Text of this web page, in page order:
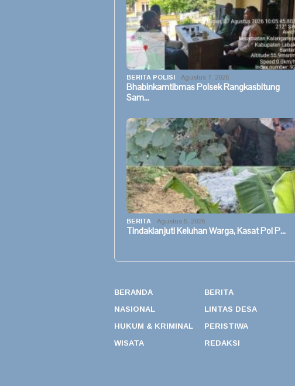
BERITA POLISI Agustus 7, 2026
Bhabinkamtibmas Polsek Rangkasbitung
Sam…
BERITA Agustus 5, 2026
Tindaklanjuti Keluhan Warga, Kasat Pol P…
BERANDA BERITA
NASIONAL
LINTAS DESA
HUKUM & KRIMINAL
PERISTIWA
WISATA
REDAKSI